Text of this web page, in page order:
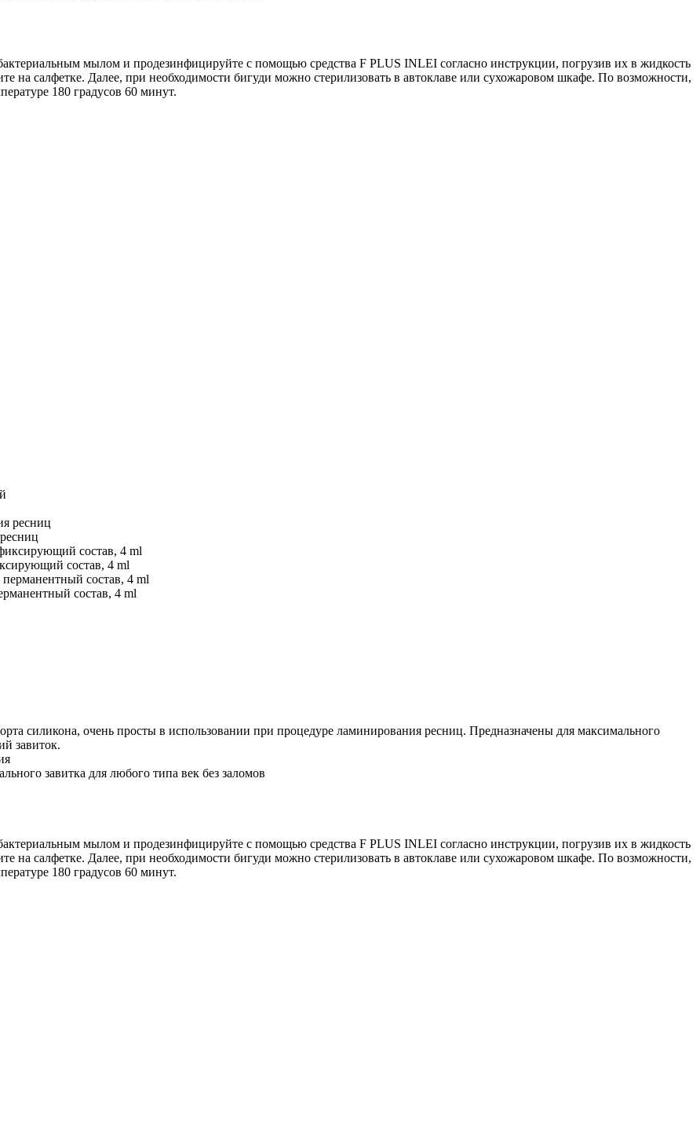
мылом и продезинфицируйте с помощью средства F PLUS INLEI согласно инструкции, погрузив их в жидкость
на салфетке. Далее, при необходимости бигуди можно стерилизовать в автоклаве или сухожаровом шкафе. По возможности,
180 градусов 60 минут.
состав, 4 ml
состав, 4 ml
силикона, очень просты в использовании при процедуре ламинирования ресниц. Предназначены для максимального
завиток.
завитка для любого типа век без заломов
мылом и продезинфицируйте с помощью средства F PLUS INLEI согласно инструкции, погрузив их в жидкость
на салфетке. Далее, при необходимости бигуди можно стерилизовать в автоклаве или сухожаровом шкафе. По возможности,
180 градусов 60 минут.